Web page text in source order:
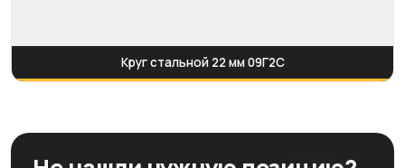
Круг стальной 22 мм 09Г2С